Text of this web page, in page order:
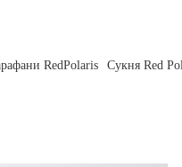
RedPolaris Сукня Red